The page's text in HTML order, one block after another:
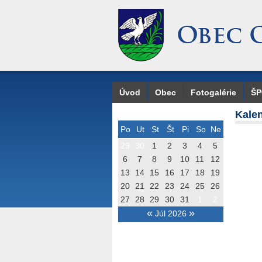
Úvod Obec Fotogalérie
Po Ut St Št Pi So Ne
« Júl 2026 »
1 2 3 4
5
6
7 8 9 10 11
12
13
14 15 16 17 18
19
20
21 22 23 24 25
26
27
28 29 30 31